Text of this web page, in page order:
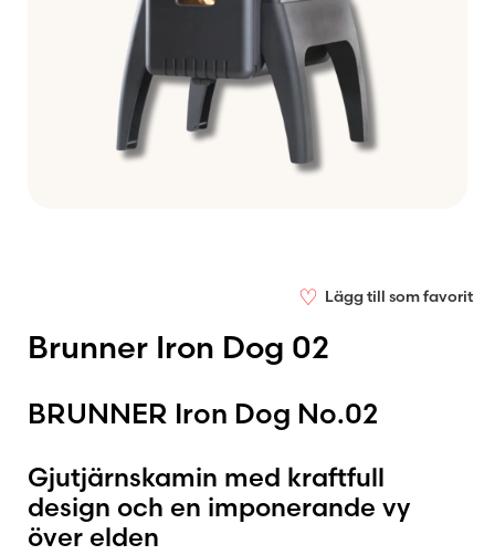
♡ Lägg till som favorit
Brunner Iron Dog 02
BRUNNER Iron Dog No.02
Gjutjärnskamin med kraftfull
design och en imponerande vy
över elden